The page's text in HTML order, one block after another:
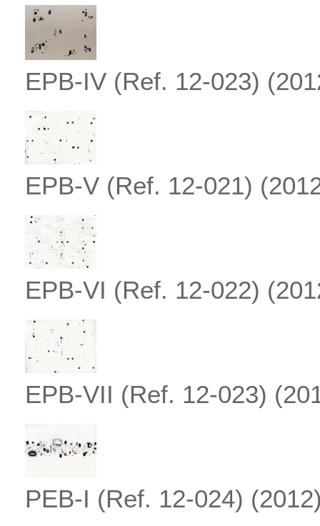
EPB-IV (Ref. 12-023)
EPB-V (Ref. 12-021)
EPB-VI (Ref. 12-022)
EPB-VII (Ref. 12-023)
PEB-I (Ref. 12-024)